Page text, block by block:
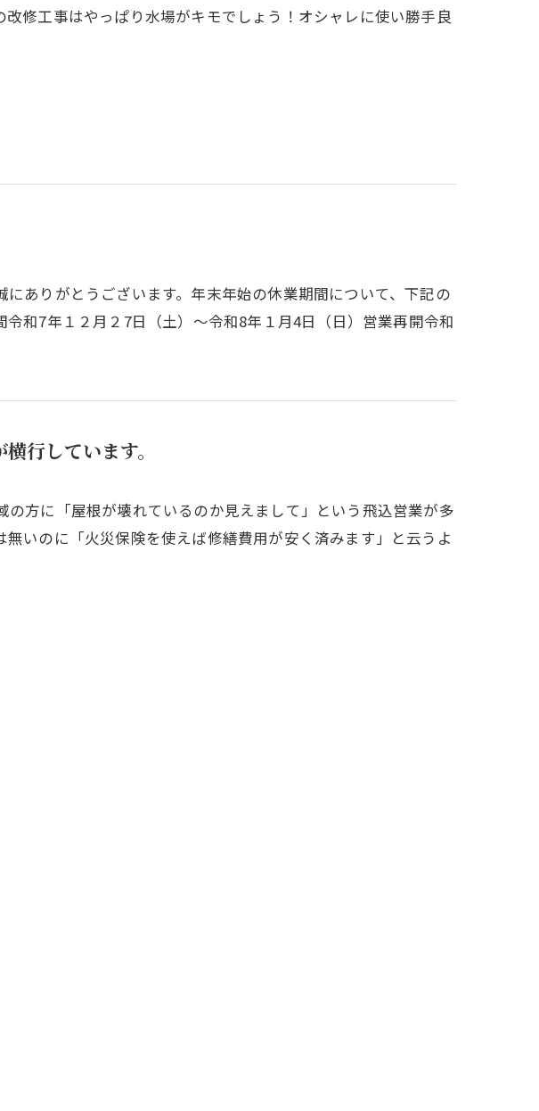
修工事はやっぱり水場がキモでしょう！オシャレに使い勝手良
ありがとうございます。年末年始の休業期間について、下記の
和7年１２月２7日（土）～令和8年１月4日（日）営業再開令和
行しています。
の方に「屋根が壊れているのか見えまして」という飛込営業が多
いのに「火災保険を使えば修繕費用が安く済みます」と云うよ